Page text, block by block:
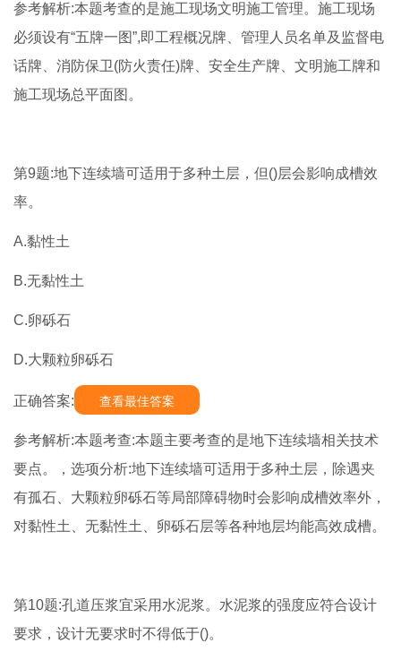
参考解析:本题考查的是施工现场文明施工管理。施工现场
必须设有“五牌一图”,即工程概况牌、管理人员名单及监督电
话牌、消防保卫(防火责任)牌、安全生产牌、文明施工牌和
施工现场总平面图。
第9题:地下连续墙可适用于多种土层，但()层会影响成槽效
率。
A.黏性土
B.无黏性土
C.卵砾石
D.大颗粒卵砾石
正确答案: 查看最佳答案
参考解析:本题考查:本题主要考查的是地下连续墙相关技术
要点。，选项分析:地下连续墙可适用于多种土层，除遇夹
有孤石、大颗粒卵砾石等局部障碍物时会影响成槽效率外，
对黏性土、无黏性土、卵砾石层等各种地层均能高效成槽。
第10题:孔道压浆宜采用水泥浆。水泥浆的强度应符合设计
要求，设计无要求时不得低于()。